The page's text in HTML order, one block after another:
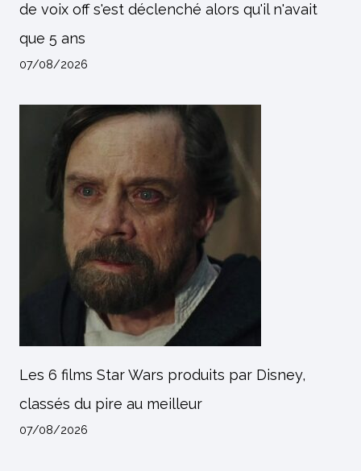
de voix off s'est déclenché alors qu'il n'avait
que 5 ans
07/08/2026
Les 6 films Star Wars produits par Disney,
classés du pire au meilleur
07/08/2026